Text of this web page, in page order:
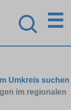
☰
Umkreis suchen
im regionalen